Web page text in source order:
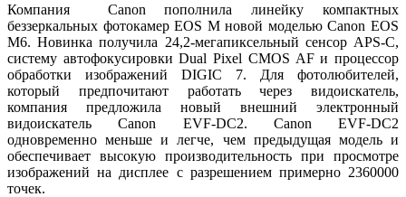
Компания Canon пополнила линейку компактных
беззеркальных фотокамер EOS M новой моделью Canon EOS
M6. Новинка получила 24,2-мегапиксельный сенсор APS-C,
систему автофокусировки Dual Pixel CMOS AF и процессор
обработки изображений DIGIC 7. Для фотолюбителей,
который предпочитают работать через видоискатель,
компания предложила новый внешний электронный
видоискатель Canon EVF-DC2. Canon EVF-DC2
одновременно меньше и легче, чем предыдущая модель и
обеспечивает высокую производительность при просмотре
изображений на дисплее с разрешением примерно 2360000
точек.